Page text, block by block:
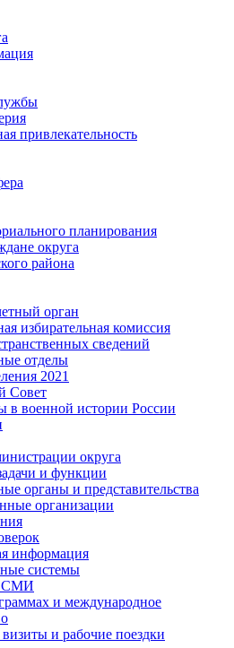
привлекательность
планирования
округа
района
орган
избирательная комиссия
сведений
отделы
2021
Совет
в военной истории России
округа
и функции
органы и представительства
организации
информация
системы
СМИ
и международное
и рабочие поездки